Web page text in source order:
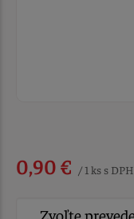
0,90 € / 1 ks s DPH